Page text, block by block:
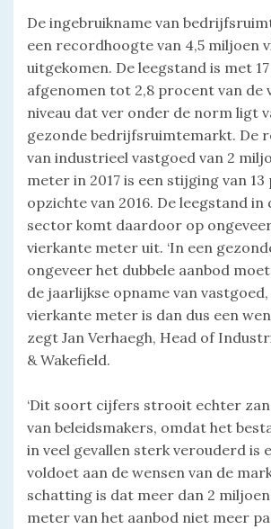
De ingebruikname van
een recordhoogte van 4,5 miljoen
uitgekomen. De leegstand is met
afgenomen tot 2,8 procent van de
niveau dat ver onder de norm ligt
gezonde bedrijfsruimtemarkt. De
van industrieel vastgoed van 2
meter in 2017 is een stijging van
opzichte van 2016. De leegstand
sector komt daardoor op
vierkante meter uit. ‘In een
ongeveer het dubbele aanbod
de jaarlijkse opname van
vierkante meter is dan dus een
zegt Jan Verhaegh, Head of
& Wakefield.
‘Dit soort cijfers strooit echter
van beleidsmakers, omdat het
in veel gevallen sterk verouderd is
voldoet aan de wensen van de
schatting is dat meer dan 2
meter van het aanbod niet meer